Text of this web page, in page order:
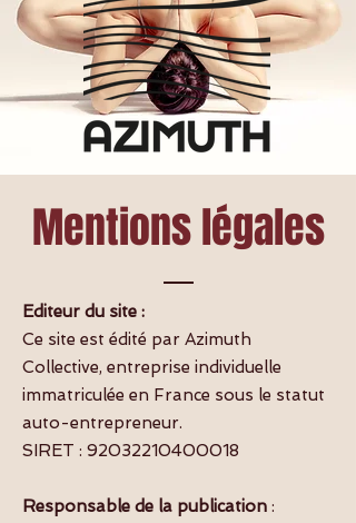
Mentions légales
Editeur du site :
Ce site est édité par Azimuth
Collective, entreprise individuelle
immatriculée en France sous le statut
auto-entrepreneur.
SIRET : 92032210400018
Responsable de la publication :